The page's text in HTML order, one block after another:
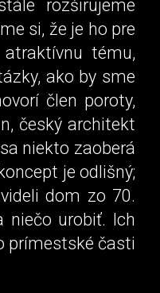
rozširujeme
si, že je ho pre
tému,
ako by sme
člen poroty,
český architekt
niekto zaoberá
je odlišný;
dom zo 70.
urobiť. Ich
prímestské časti